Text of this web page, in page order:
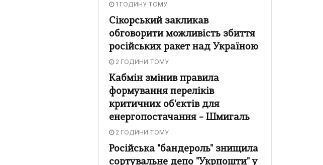
1 ГОДИНУ ТОМУ
Сікорський закликав
обговорити можливість збиття
російських ракет над Україною
2 ГОДИНИ ТОМУ
Кабмін змінив правила
формування переліків
критичних об'єктів для
енергопостачання – Шмигаль
2 ГОДИНИ ТОМУ
Російська "бандероль" знищила
сортувальне депо "Укрпошти" у